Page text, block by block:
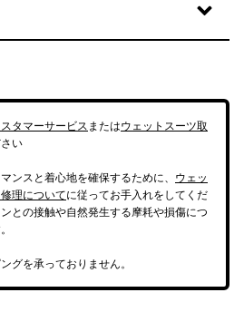
タマーサービスまたはウェットスーツ取
い
ンスと着心地を確保するために、 ウェッ
理についてに従ってお手入れをしてくだ
との接触や自然発生する摩耗や損傷につ
グを承っておりません。